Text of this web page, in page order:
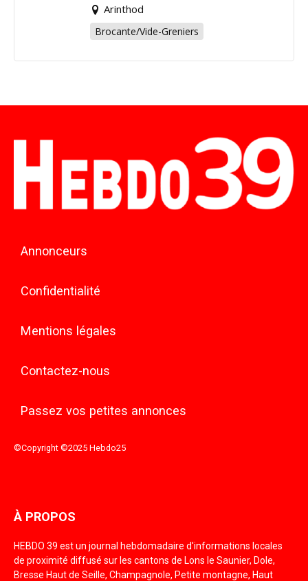
Arinthod
Brocante/Vide-Greniers